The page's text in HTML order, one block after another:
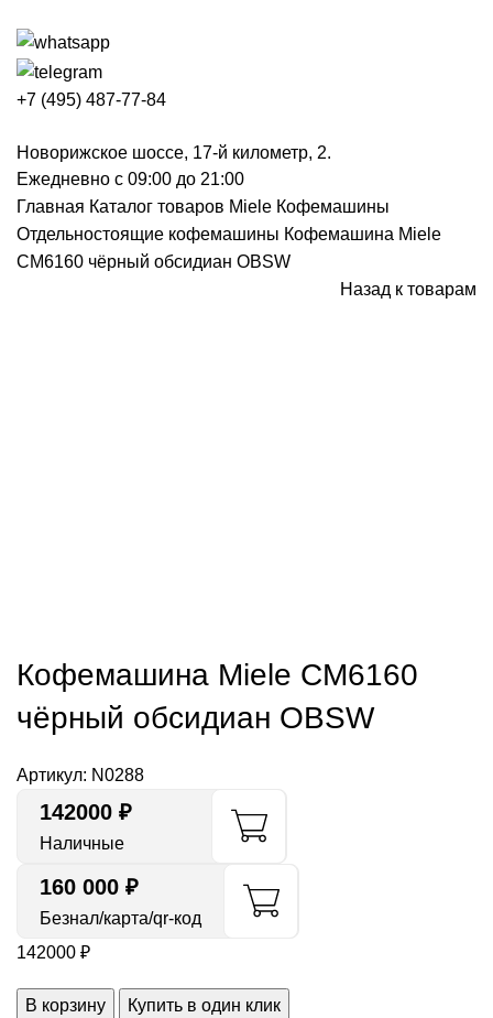
+7 (495) 487-77-84
Новорижское шоссе, 17-й километр, 2.
Ежедневно с 09:00 до 21:00
Главная Каталог товаров Miele Кофемашины
Отдельностоящие кофемашины Кофемашина Miele
CM6160 чёрный обсидиан OBSW
Назад к товарам
Кофемашина Miele CM6160
чёрный обсидиан OBSW
Артикул: N0288
142000 ₽
Наличные
160 000 ₽
Безнал/карта/qr-код
142000 ₽
В корзину
Купить в один клик